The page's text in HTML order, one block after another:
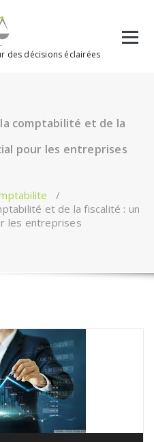
des décisions éclairées
comptabilité et de la
pour les entreprises
/
et de la fiscalité : un
les entreprises